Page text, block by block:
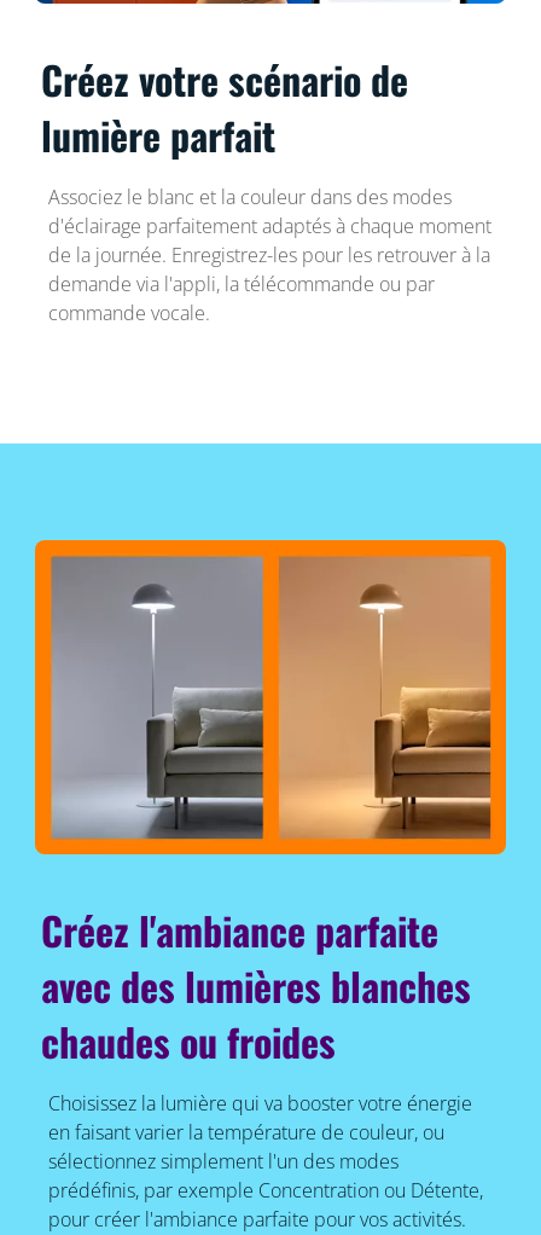
Créez votre scénario de
lumière parfait
Associez le blanc et la couleur dans des modes
d'éclairage parfaitement adaptés à chaque moment
de la journée. Enregistrez-les pour les retrouver à la
demande via l'appli, la télécommande ou par
commande vocale.
Créez l'ambiance parfaite
avec des lumières blanches
chaudes ou froides
Choisissez la lumière qui va booster votre énergie
en faisant varier la température de couleur, ou
sélectionnez simplement l'un des modes
prédéfinis, par exemple Concentration ou Détente,
pour créer l'ambiance parfaite pour vos activités.